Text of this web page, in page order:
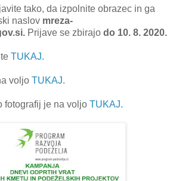
tako, da izpolnite obrazec in ga
naslov mreza-
Prijave se zbirajo do 10. 8. 2020.
TUKAJ.
voljo TUKAJ.
fotografij je na voljo TUKAJ.